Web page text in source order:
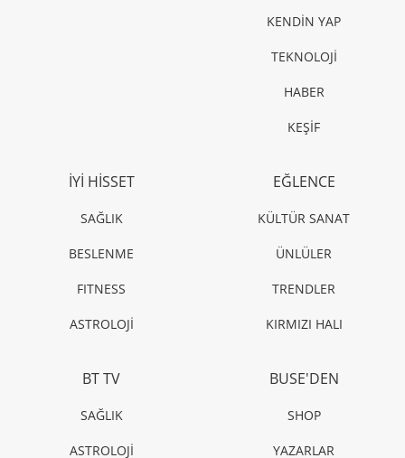
KENDİN YAP
TEKNOLOJİ
HABER
KEŞİF
İYİ HİSSET
SAĞLIK
BESLENME
FITNESS
ASTROLOJİ
EĞLENCE
KÜLTÜR SANAT
ÜNLÜLER
TRENDLER
KIRMIZI HALI
BT TV
SAĞLIK
ASTROLOJİ
BUSE'DEN
SHOP
YAZARLAR